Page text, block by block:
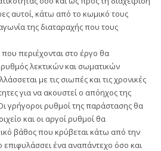
αυτοί, κάτω από το κωμικό τους
της διαταραχής που τους
περιέχονται στο έργο θα
λεκτικών και σωματικών
με τις σιωπές και τις χρονικές
για να ακουστεί ο απόηχος της
γρήγοροι ρυθμοί της παράστασης θα
και οι αργοί ρυθμοί θα
βάθος που κρύβεται κάτω από την
ένα αναπάντεχο όσο και